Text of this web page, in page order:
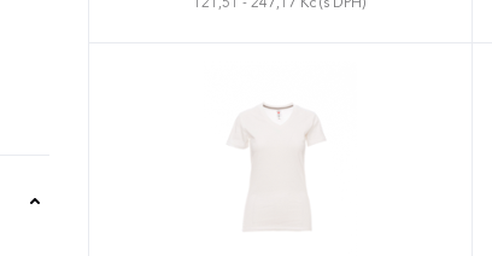
ramene k rameni viditelná na límečku,
121,51 - 247,17 Kč (s DPH)